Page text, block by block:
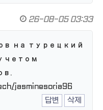
26-08-05 03:33
на турецкий
jasminesoria96
답변
삭제